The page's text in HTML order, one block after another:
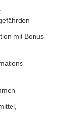
mit Bonus-